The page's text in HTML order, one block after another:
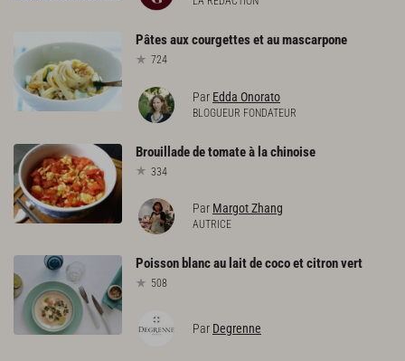
Pâtesauxcourgettesetaumascarpone
724
Par Edda Onorato
BLOGUEUR FONDATEUR
Brouilladedetomateà lachinoise
334
Par Margot Zhang
AUTRICE
Poisson blancau laitdecocoetcitronvert
508
Par Degrenne